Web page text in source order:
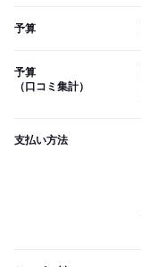
予算
予算
（口コミ集計）
支払い方法